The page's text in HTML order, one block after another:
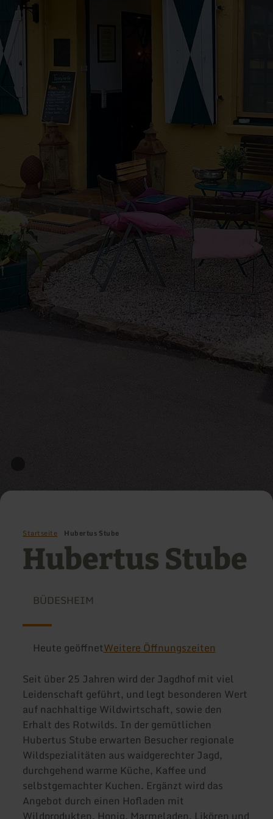
Startseite Hubertus Stube
Hubertus Stube
BÜDESHEIM
Heute geöffnetWeitere Öffnungszeiten
Seit über 25 Jahren wird der Jagdhof mit viel
Leidenschaft geführt, und legt besonderen Wert
auf nachhaltige Wildwirtschaft, sowie den
Erhalt des Rotwilds. In der gemütlichen
Hubertus Stube erwarten Besucher regionale
Wildspezialitäten aus waidgerechter Jagd,
durchgehend warme Küche, Kaffee und
selbstgemachter Kuchen. Ergänzt wird das
Angebot durch einen Hofladen mit